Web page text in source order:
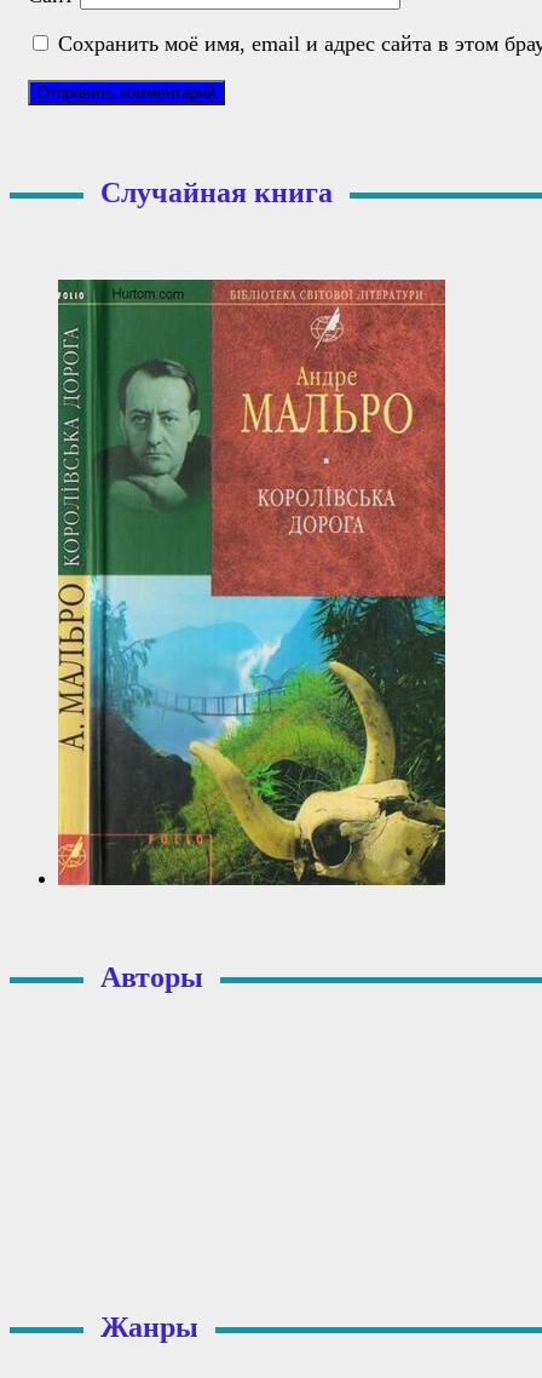
Сохранить моё имя, email и адрес сайта в этом
Случайная книга
Авторы
Жанры